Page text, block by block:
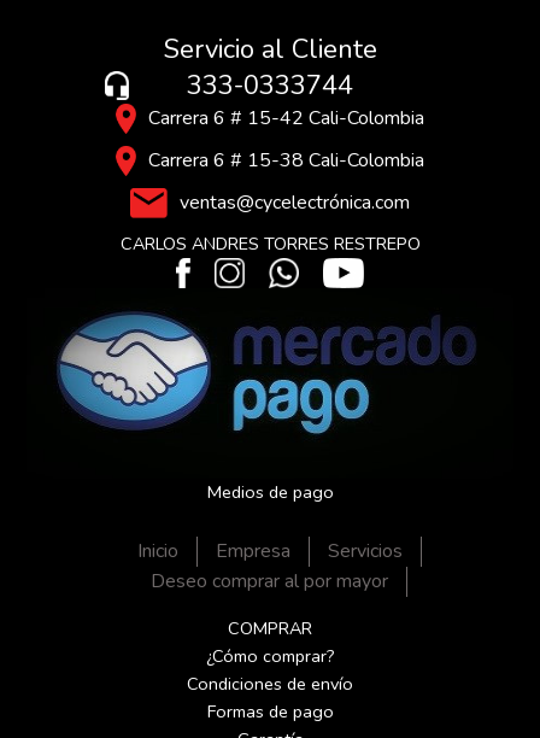
Servicio al Cliente
333-0333744
Carrera 6 # 15-42 Cali-Colombia
Carrera 6 # 15-38 Cali-Colombia
ventas@cycelectrónica.com
CARLOS ANDRES TORRES RESTREPO
Medios de pago
Inicio Empresa
Servicios
Deseo comprar al por mayor
COMPRAR
¿Cómo comprar?
Condiciones de envío
Formas de pago